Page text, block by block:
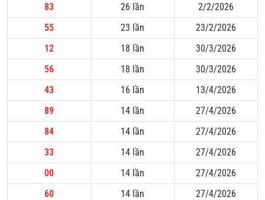
83
26 lần
2/2/2026
55
23 lần
23/2/2026
12
18 lần
30/3/2026
56
18 lần
30/3/2026
43
16 lần
13/4/2026
89
14 lần
27/4/2026
84
14 lần
27/4/2026
33
14 lần
27/4/2026
00
14 lần
27/4/2026
60
14 lần
27/4/2026